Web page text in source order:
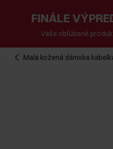
FINÁLE
Vaše obľúbené
Malá kožená dámska